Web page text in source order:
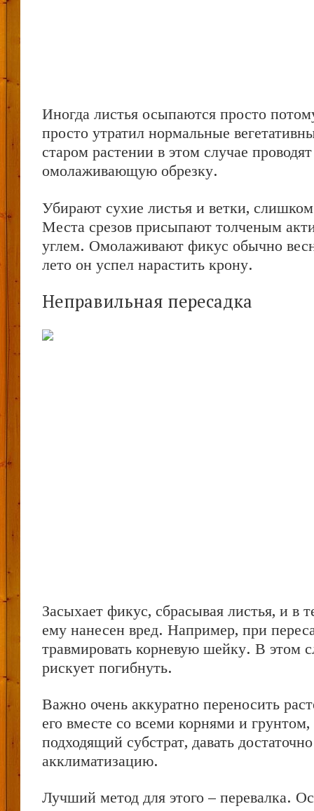
Иногда листья осыпаются просто
просто утратил нормальные
старом растении в этом случае проводят
омолаживающую обрезку.
Убирают сухие листья и ветки,
Места срезов присыпают толченым
углем. Омолаживают фикус обычно
лето он успел нарастить крону.
Неправильная пересадка
Засыхает фикус, сбрасывая листья, и в
ему нанесен вред. Например, при
травмировать корневую шейку. В этом
рискует погибнуть.
Важно очень аккуратно переносить
его вместе со всеми корнями и грунтом,
подходящий субстрат, давать
акклиматизацию.
Лучший метод для этого – перевалка.